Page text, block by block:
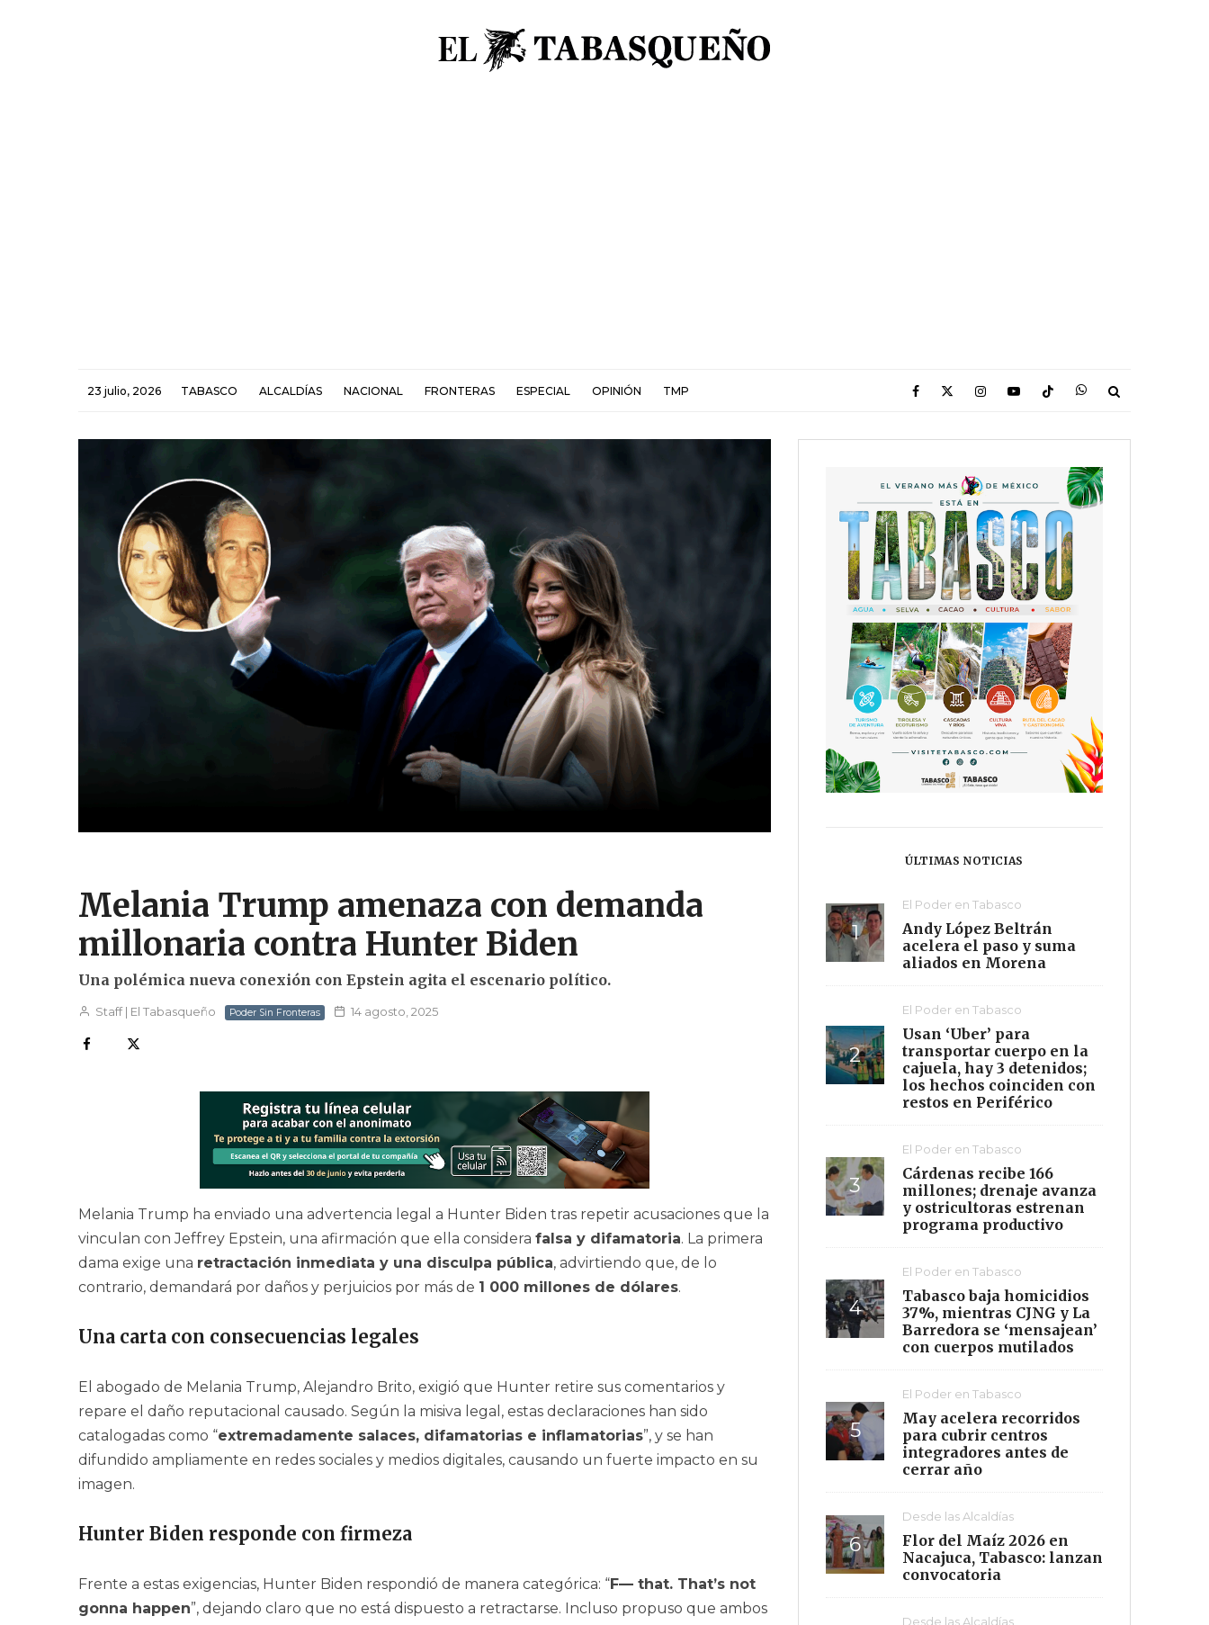
23 julio, 2026 TABASCO ALCALDÍAS NACIONAL FRONTERAS ESPECIAL OPINIÓN TMP
Melania Trump amenaza con demanda
millonaria contra Hunter Biden
Una polémica nueva conexión con Epstein agita el escenario político.
Staff | El Tabasqueño Poder Sin Fronteras 14 agosto, 2025
Melania Trump ha enviado una advertencia legal a Hunter Biden tras repetir acusaciones que la
vinculan con Jeffrey Epstein, una afirmación que ella considera falsa y difamatoria. La primera
dama exige una retractación inmediata y una disculpa pública, advirtiendo que, de lo
contrario, demandará por daños y perjuicios por más de 1 000 millones de dólares.
Una carta con consecuencias legales
El abogado de Melania Trump, Alejandro Brito, exigió que Hunter retire sus comentarios y
repare el daño reputacional causado. Según la misiva legal, estas declaraciones han sido
catalogadas como “extremadamente salaces, difamatorias e inflamatorias”, y se han
difundido ampliamente en redes sociales y medios digitales, causando un fuerte impacto en su
imagen.
Hunter Biden responde con firmeza
Frente a estas exigencias, Hunter Biden respondió de manera categórica: “F— that. That’s not
gonna happen”, dejando claro que no está dispuesto a retractarse. Incluso propuso que ambos
ÚLTIMAS NOTICIAS
El Poder en Tabasco
Andy López Beltrán
acelera el paso y suma
aliados en Morena
El Poder en Tabasco
Usan ‘Uber’ para
transportar cuerpo en la
cajuela, hay 3 detenidos;
los hechos coinciden con
restos en Periférico
El Poder en Tabasco
Cárdenas recibe 166
millones; drenaje avanza
y ostricultoras estrenan
programa productivo
El Poder en Tabasco
Tabasco baja homicidios
37%, mientras CJNG y La
Barredora se ‘mensajean’
con cuerpos mutilados
El Poder en Tabasco
May acelera recorridos
para cubrir centros
integradores antes de
cerrar año
Desde las Alcaldías
Flor del Maíz 2026 en
Nacajuca, Tabasco: lanzan
convocatoria
Desde las Alcaldías